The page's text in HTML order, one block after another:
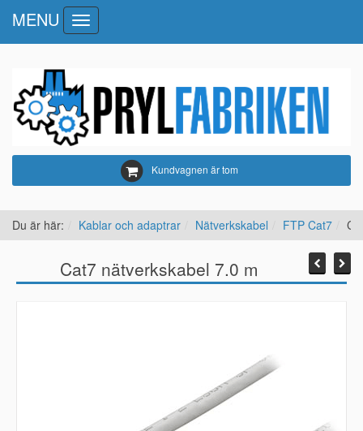
Kundvagnen är tom
MENU
Toggle
navigation
Du är här: Kablar och adaptrar Nätverkskabel FTP Cat7
Cat7 nätverkskabel 7.0 m